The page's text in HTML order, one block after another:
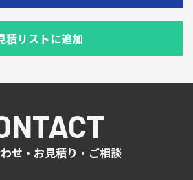
積リストに追加
せ・お見積り・ご相談